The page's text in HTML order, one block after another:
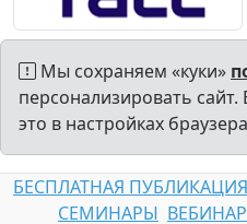
Мы сохраняем «куки»
персонализировать
это в настройках браузера
БЕСПЛАТНАЯ ПУБЛИКАЦИЯ
СЕМИНАРЫ